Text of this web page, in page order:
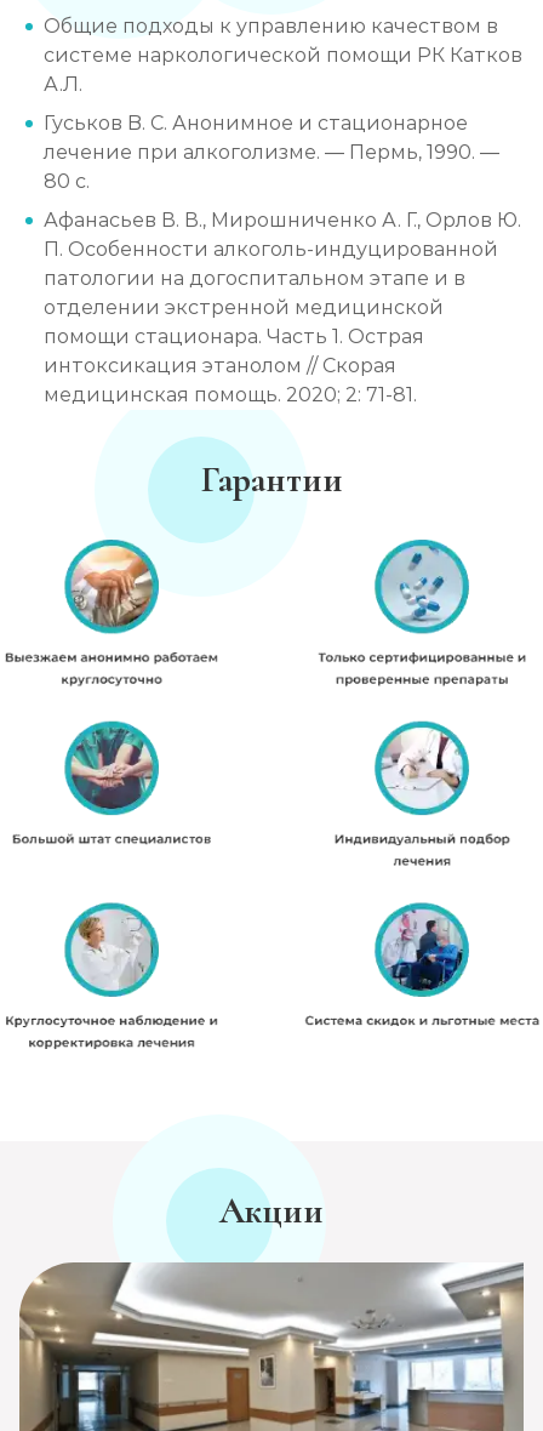
Общие подходы к управлению качеством в
системе наркологической помощи РК Катков
А.Л.
Гуськов B. C. Анонимное и стационарное
лечение при алкоголизме. — Пермь, 1990. —
80 с.
Афанасьев В. В., Мирошниченко А. Г., Орлов Ю.
П. Особенности алкоголь-индуцированной
патологии на догоспитальном этапе и в
отделении экстренной медицинской
помощи стационарa. Часть 1. Острая
интоксикация этанолом // Скорая
медицинская помощь. 2020; 2: 71-81.
Гарантии
Акции